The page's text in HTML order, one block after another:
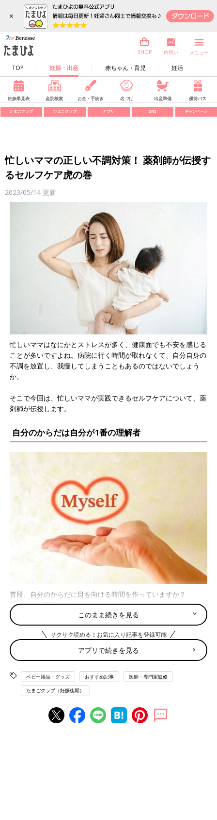
×
TOP 妊娠・出産 赤ちゃん・育児 妊活
SHOP 内祝い メニュー
妊娠早見表 産院検索 お金・手続き 名づけ 出産準備 優待パス
たまごクラブ ひよこクラブ アプリ SNS キャンペーン
忙しいママの正しい不調対策！ 薬剤師が伝授す
るセルフケア虎の巻
2023/05/14 更新
忙しいママはなにかとストレスが多く、健康面でも不安を感じる
ことが多いですよね。病院に行く時間が取れなくて、自分自身の
不調を放置し、我慢してしまうこともあるのではないでしょう
か。
そこで今回は、忙しいママが実践できるセルフケアについて、薬
剤師が伝授します。
自分のからだは自分が1番の理解者
普段、自分のからだに目を向ける時間を作っていますか？
さまざまな不調を感じとり、からだを労わることができるのは自
分だけです。
昨今、薬局やドラッグストアの薬剤師からアドバイスをもらいつ
つ、自己管理で健康を維持する「セルフメディケーション」が注
目されています。
まずは、その利点や具体的な取り組み方についてわかりやすくご
紹介します。
生活習慣を整えて健康維持に気を配る
このまま続きを見る
サクサク読める！お気に入り記事を登録可能
アプリで続きを見る
ベビー用品・グッズ おすすめ記事 医師・専門家監修
たまごクラブ（妊娠後期）